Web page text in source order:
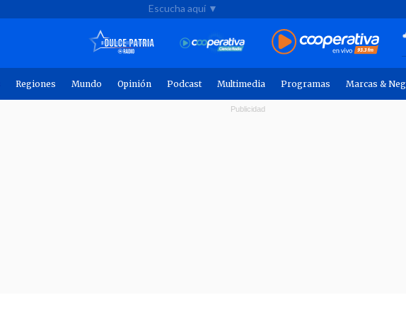
Escucha aquí ▼
Regiones Mundo Opinión Podcast Multimedia Programas Marcas &